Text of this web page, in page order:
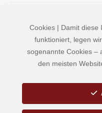
Cookies | Damit diese
funktioniert, legen
sogenannte Cookies –
den meisten